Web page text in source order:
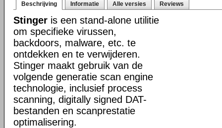
Beschrijving Informatie Alle versies Reviews
Stinger is een stand-alone utilitie
om specifieke virussen,
backdoors, malware, etc. te
ontdekken en te verwijderen.
Stinger maakt gebruik van de
volgende generatie scan engine
technologie, inclusief process
scanning, digitally signed DAT-
bestanden en scanprestatie
optimalisering.